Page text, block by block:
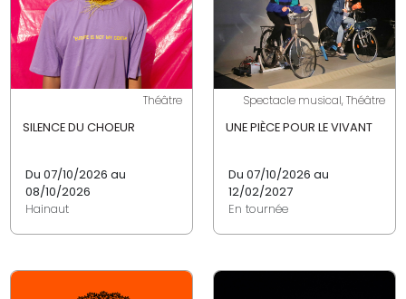
Théâtre
SILENCE DU CHOEUR
Du 07/10/2026 au
08/10/2026
Hainaut
Spectacle musical, Théâtre
UNE PIÈCE POUR LE VIVANT
Du 07/10/2026 au
12/02/2027
En tournée